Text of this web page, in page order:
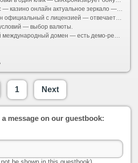
онлайн актуальное зеркало — автоматически перенаправляет.
официальный с лицензией — отвечает 24/7.
— выбор валюты.
домен — есть демо-режим.
1 Next
a message on our guestbook: